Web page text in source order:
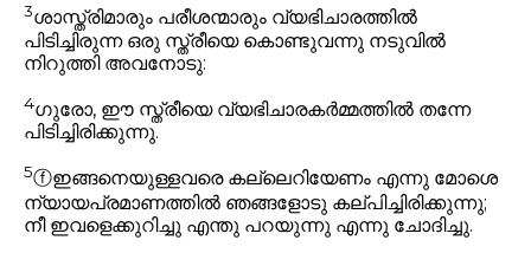
3ശാസ്ത്രിമാരും പരീശന്മാരും വ്യഭിചാരത്തിൽ
പിടിച്ചിരുന്ന ഒരു സ്ത്രീയെ കൊണ്ടുവന്നു നടുവിൽ
നിറുത്തി അവനോടു:
4ഗുരോ, ഈ സ്ത്രീയെ വ്യഭിചാരകർമ്മത്തിൽ തന്നേ
പിടിച്ചിരിക്കുന്നു.
5ⓕഇങ്ങനെയുള്ളവരെ കല്ലെറിയേണം എന്നു മോശെ
ന്യായപ്രമാണത്തിൽ ഞങ്ങളോടു കല്പിച്ചിരിക്കുന്നു;
നീ ഇവളെക്കുറിച്ചു എന്തു പറയുന്നു എന്നു ചോദിച്ചു.